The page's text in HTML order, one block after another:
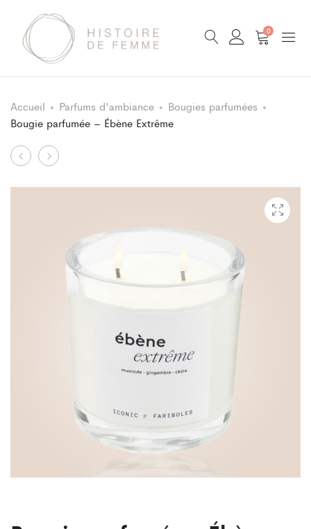
0
Accueil Parfums d'ambiance
Bougies parfumées
Bougie parfumée – Ébène Extrême
Product
navigation
Bougie
Bougie
d’Encens